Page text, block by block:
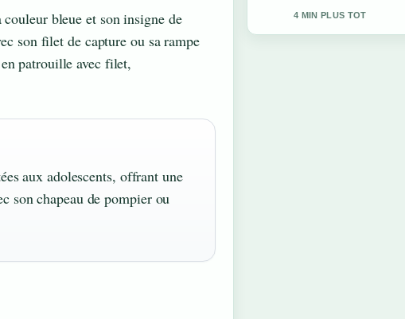
couleur bleue et son insigne de
son filet de capture ou sa rampe
patrouille avec filet,
aux adolescents, offrant une
son chapeau de pompier ou
6 MIN PLUS TOT